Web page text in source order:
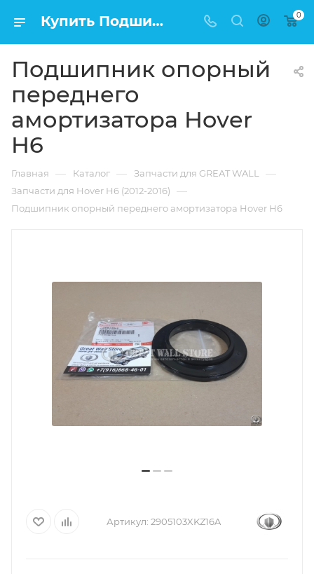
Купить Подшипник опорный переднего амортизатора Hover H6 в Москве по низкой цене 0
Подшипник опорный
переднего
амортизатора Hover
H6
Главная — Каталог — Запчасти для GREAT WALL —
Запчасти для Hover H6 (2012-2016) —
Подшипник опорный переднего амортизатора Hover H6
Артикул: 2905103XKZ16A